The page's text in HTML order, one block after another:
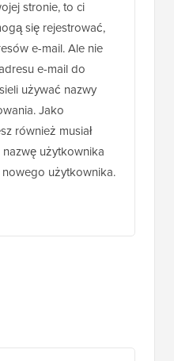
stronie, to ci
się rejestrować,
e-mail. Ale nie
e-mail do
używać nazwy
Jako
również musiał
użytkownika.